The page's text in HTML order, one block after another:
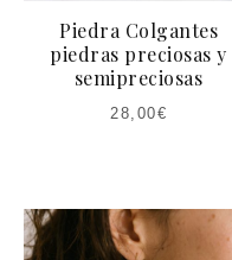
Piedra Colgantes
piedras preciosas y
semipreciosas
28,00€